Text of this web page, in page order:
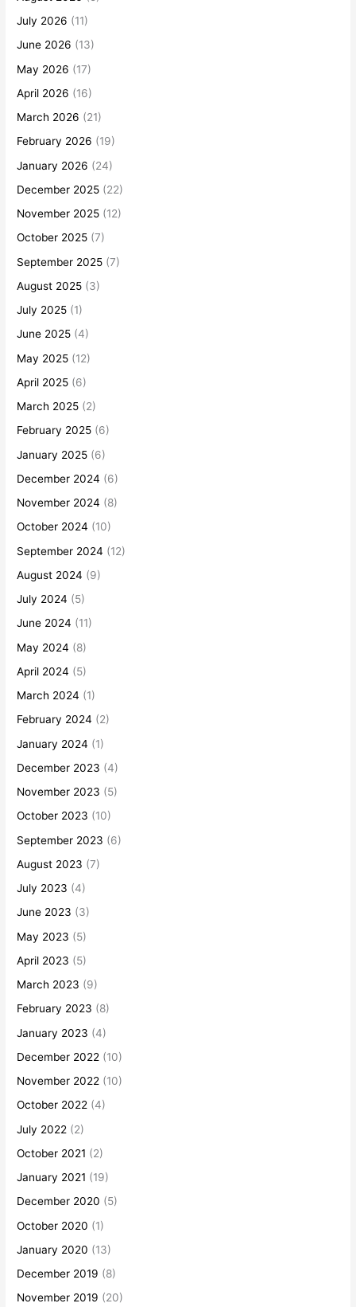
July 2026 (11)
June 2026 (13)
May 2026 (17)
April 2026 (16)
March 2026 (21)
February 2026 (19)
January 2026 (24)
December 2025 (22)
November 2025 (12)
October 2025 (7)
September 2025 (7)
August 2025 (3)
July 2025 (1)
June 2025 (4)
May 2025 (12)
April 2025 (6)
March 2025 (2)
February 2025 (6)
January 2025 (6)
December 2024 (6)
November 2024 (8)
October 2024 (10)
September 2024 (12)
August 2024 (9)
July 2024 (5)
June 2024 (11)
May 2024 (8)
April 2024 (5)
March 2024 (1)
February 2024 (2)
January 2024 (1)
December 2023 (4)
November 2023 (5)
October 2023 (10)
September 2023 (6)
August 2023 (7)
July 2023 (4)
June 2023 (3)
May 2023 (5)
April 2023 (5)
March 2023 (9)
February 2023 (8)
January 2023 (4)
December 2022 (10)
November 2022 (10)
October 2022 (4)
July 2022 (2)
October 2021 (2)
January 2021 (19)
December 2020 (5)
October 2020 (1)
January 2020 (13)
December 2019 (8)
November 2019 (20)